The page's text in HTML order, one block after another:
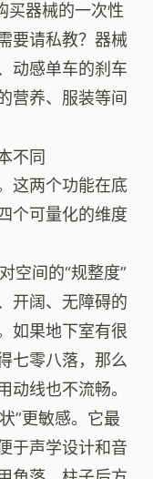
买器械的一次性
要请私教？器械
动感单车的刹车
营养、服装等间
不同
这两个功能在底
个可量化的维度
空间的“规整度”
开阔、无障碍的
如果地下室有很
七零八落，那么
动线也不流畅。
”更敏感。它最
于声学设计和音